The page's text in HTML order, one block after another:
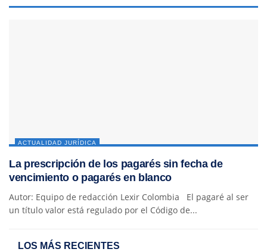
ACTUALIDAD JURÍDICA
La prescripción de los pagarés sin fecha de
vencimiento o pagarés en blanco
Autor: Equipo de redacción Lexir Colombia El pagaré al ser
un título valor está regulado por el Código de...
LOS MÁS RECIENTES